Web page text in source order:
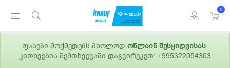
0
ფასები მოქმედებს მხოლოდ ონლაინ შესყიდვისას.
კითხვების შემთხვევაში დაგვირეკეთ: +995322054303